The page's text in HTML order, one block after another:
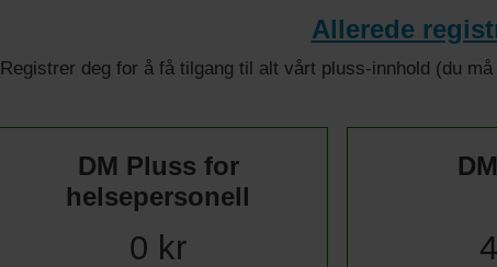
Allerede
Registrer deg for å få tilgang til alt vårt pluss-innhold (du
DM Pluss for
helsepersonell
0 kr